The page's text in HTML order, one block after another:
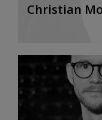
Christian